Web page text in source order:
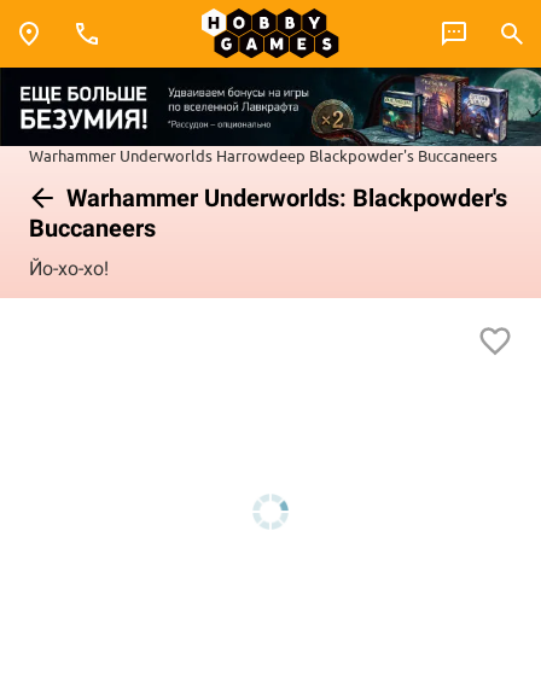
Warhammer Underworlds Harrowdeep Blackpowder's Buccaneers
Warhammer Underworlds: Blackpowder's
Buccaneers
Йо-хо-хо!